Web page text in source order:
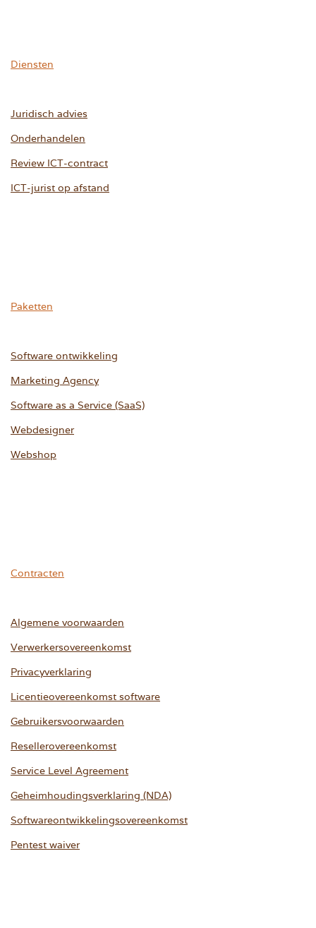
Diensten
Juridisch advies
Onderhandelen
Review ICT-contract
ICT-jurist op afstand
Paketten
Software ontwikkeling
Marketing Agency
Software as a Service (SaaS)
Webdesigner
Webshop
Contracten
Algemene voorwaarden
Verwerkersovereenkomst
Privacyverklaring
Licentieovereenkomst software
Gebruikersvoorwaarden
Resellerovereenkomst
Service Level Agreement
Geheimhoudingsverklaring (NDA)
Softwareontwikkelingsovereenkomst
Pentest waiver